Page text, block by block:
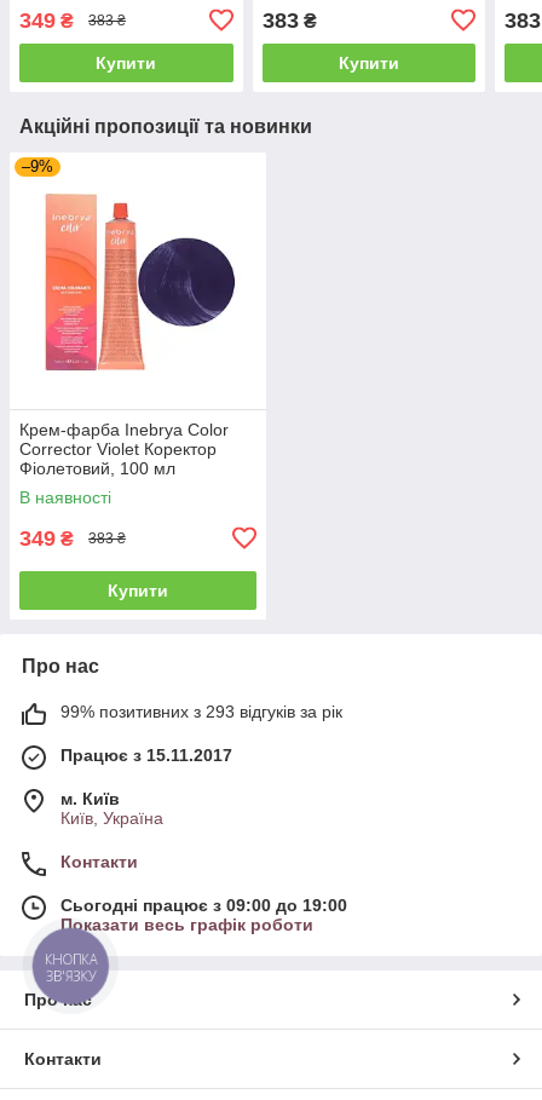
349 ₴ 383 ₴
Купити
383₴
Купити
383
Акційні пропозиції та новинки
–9%
Крем-фарба Inebrya Сolor
Corrector Violet Коректор
Фіолетовий, 100 мл
(1006681)
В наявності
349 ₴ 383 ₴
Купити
Про нас
99% позитивних з 293 відгуків за рік
Працює з 15.11.2017
м. Київ
Київ, Україна
Контакти
Сьогодні працює з 09:00 до 19:00
Показати весь графік роботи
Про нас
Контакти
КНОПКА
ЗВ'ЯЗКУ